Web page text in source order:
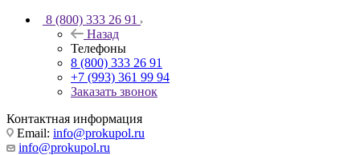
8 (800) 333 26 91
Назад
Телефоны
8 (800) 333 26 91
+7 (993) 361 99 94
Заказать звонок
Контактная информация
Email: info@prokupol.ru
info@prokupol.ru